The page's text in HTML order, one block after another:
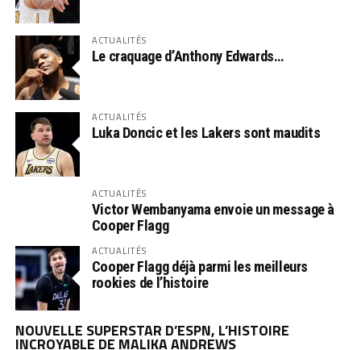
ACTUALITÉS
Le craquage d’Anthony Edwards…
ACTUALITÉS
Luka Doncic et les Lakers sont maudits
ACTUALITÉS
Victor Wembanyama envoie un message à
Cooper Flagg
ACTUALITÉS
Cooper Flagg déjà parmi les meilleurs
rookies de l’histoire
NOUVELLE SUPERSTAR D’ESPN, L’HISTOIRE
INCROYABLE DE MALIKA ANDREWS